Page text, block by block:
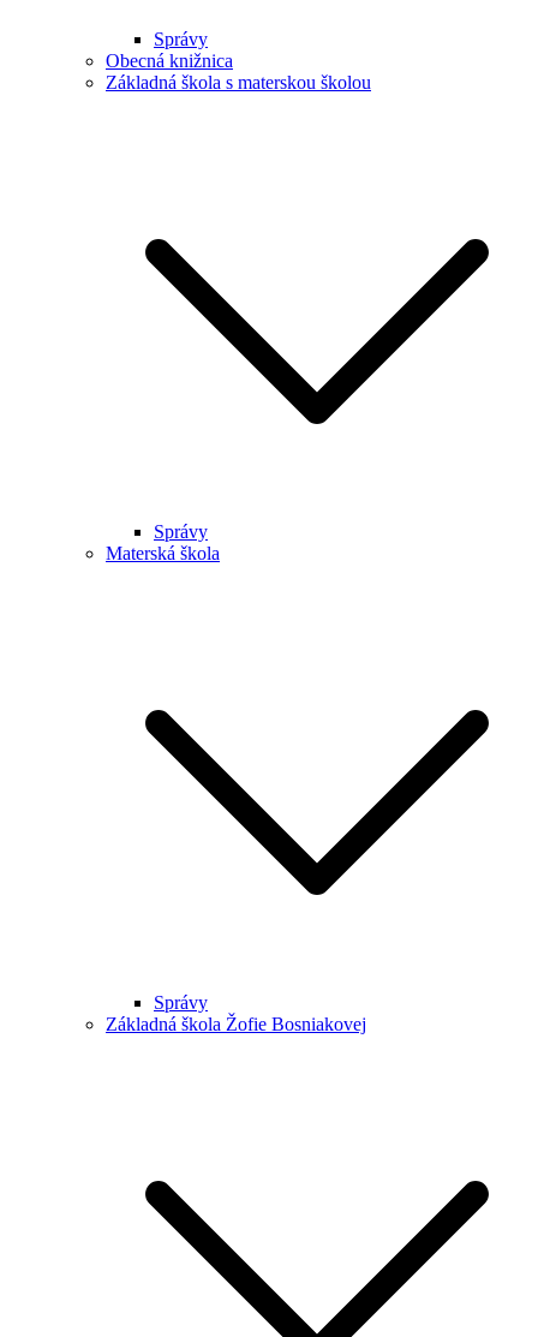
Správy
Obecná knižnica
Základná škola s materskou školou
Správy
Materská škola
Správy
Základná škola Žofie Bosniakovej